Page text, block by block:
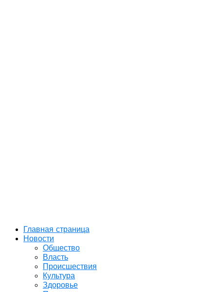
Главная страница
Новости
Общество
Власть
Происшествия
Культура
Здоровье